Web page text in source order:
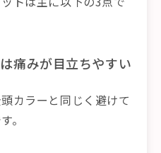
痛みが目立ちやすい
カラーと同じく避けて
。